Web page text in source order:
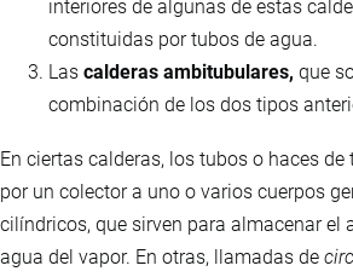
interiores de algunas de estas
constituidas por tubos de agua.
Las calderas ambitubulares, que
combinación de los dos tipos
En ciertas calderas, los tubos o haces
por un colector a uno o varios cuerpos
cilíndricos, que sirven para almacenar el
agua del vapor. En otras, llamadas de